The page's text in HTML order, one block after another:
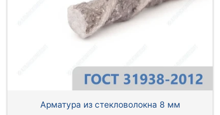
Арматура из стекловолокна 8 мм